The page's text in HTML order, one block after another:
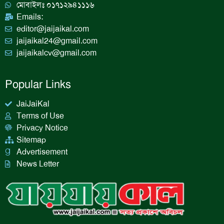
মোবাইলঃ ০১৭১২৯৪১১১৬
Emails:
editor@jaijaikal.com
jaijaikal24@gmail.com
jaijaikalcv@gmail.com
Popular Links
JaiJaiKal
Terms of Use
Privacy Notice
Sitemap
Advertisement
News Letter